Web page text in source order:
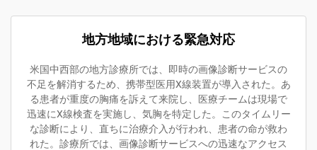
地方地域における緊急対応
米国中西部の地方診療所では、即時の画像診断サービスの
不足を解消するため、携帯型医用X線装置が導入された。あ
る患者が重度の胸痛を訴えて来院し、医療チームは現場で
迅速にX線検査を実施し、気胸を特定した。このタイムリー
な診断により、直ちに治療介入が行われ、患者の命が救わ
れた。診療所では、画像診断サービスへの迅速なアクセス